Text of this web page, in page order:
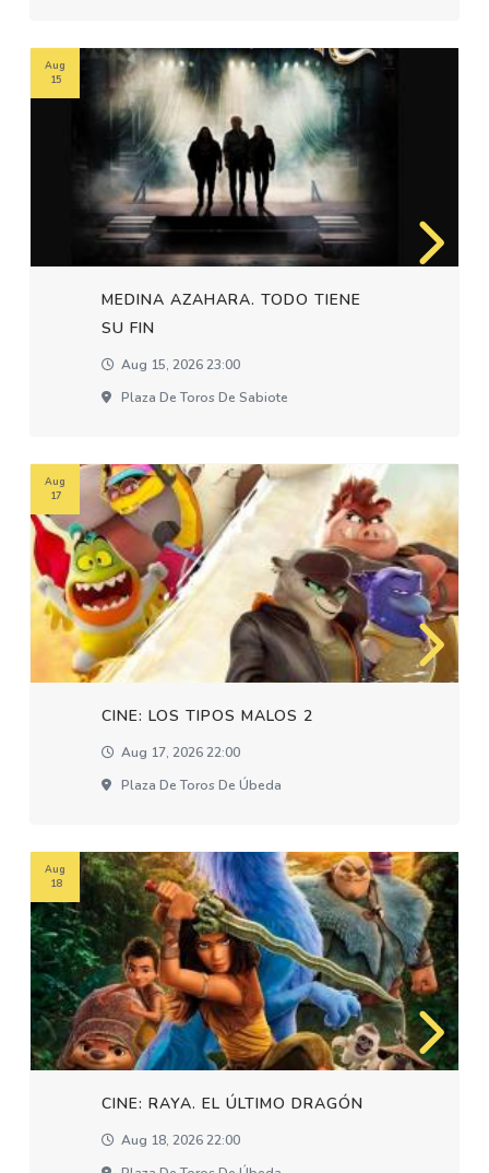
MEDINA AZAHARA. TODO TIENE
SU FIN
Aug 15, 2026 23:00
Plaza De Toros De Sabiote
Aug
15
CINE: LOS TIPOS MALOS 2
Aug 17, 2026 22:00
Plaza De Toros De Úbeda
Aug
17
CINE: RAYA. EL ÚLTIMO DRAGÓN
Aug 18, 2026 22:00
Aug
18